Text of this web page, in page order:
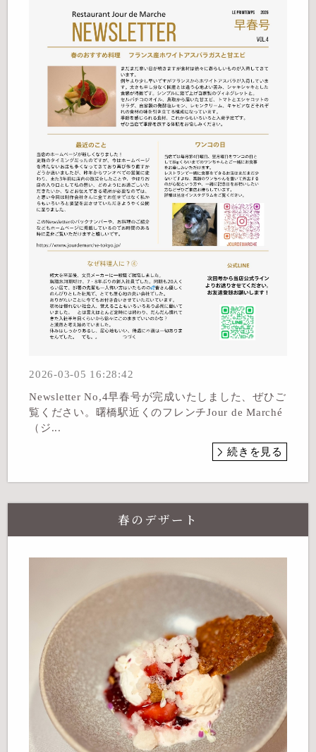
2026-03-05 16:28:42
Newsletter No,4早春号が完成いたしました、ぜひご
覧ください。曙橋駅近くのフレンチJour de Marché
（ジ...
続きを見る
春のデザート